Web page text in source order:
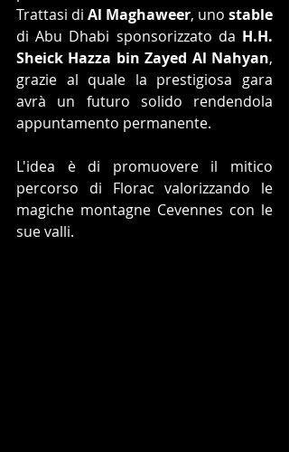
Trattasi di Al Maghaweer, uno stable
di Abu Dhabi sponsorizzato da H.H.
Sheick Hazza bin Zayed Al Nahyan,
grazie al quale la prestigiosa gara
avrà un futuro solido rendendola
appuntamento permanente.
L'idea è di promuovere il mitico
percorso di Florac valorizzando le
magiche montagne Cevennes con le
sue valli.